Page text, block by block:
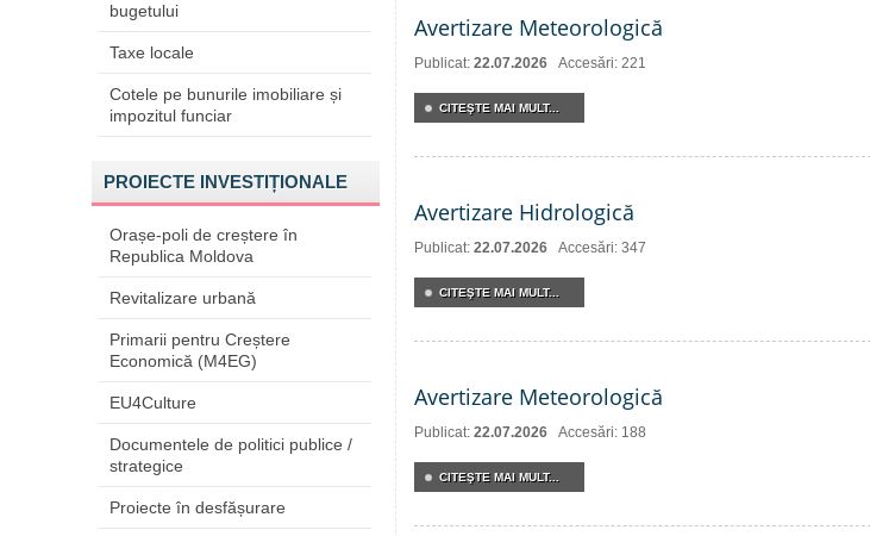
bugetului
Taxe locale
Cotele pe bunurile imobiliare și
impozitul funciar
PROIECTE INVESTIȚIONALE
Orașe-poli de creștere în
Republica Moldova
Revitalizare urbană
Primarii pentru Creștere
Economică (M4EG)
EU4Culture
Documentele de politici publice /
strategice
Proiecte în desfășurare
Avertizare Meteorologică
Publicat: 22.07.2026 Accesări: 221
CITEŞTE MAI MULT...
Avertizare Hidrologică
Publicat: 22.07.2026 Accesări: 347
CITEŞTE MAI MULT...
Avertizare Meteorologică
Publicat: 22.07.2026 Accesări: 188
CITEŞTE MAI MULT...